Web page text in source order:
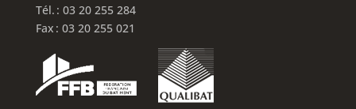
Tél. : 03 20 255 284
Fax : 03 20 255 021